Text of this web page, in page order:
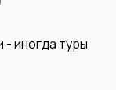
- иногда туры